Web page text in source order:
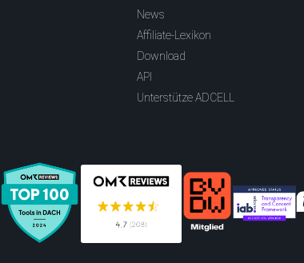
News
Affiliate-Lexikon
Download
API
Unterstütze ADCELL